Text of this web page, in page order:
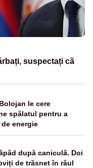
suspectați că
le cere
spălatul pentru a
energie
după caniculă. Doi
de trăsnet în râul